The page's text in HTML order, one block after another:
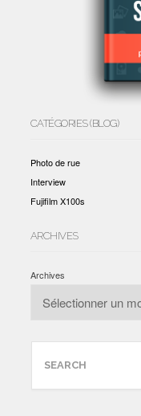
CATÉGORIES (BLOG)
Photo de rue
Interview
Fujifilm X100s
ARCHIVES
Archives